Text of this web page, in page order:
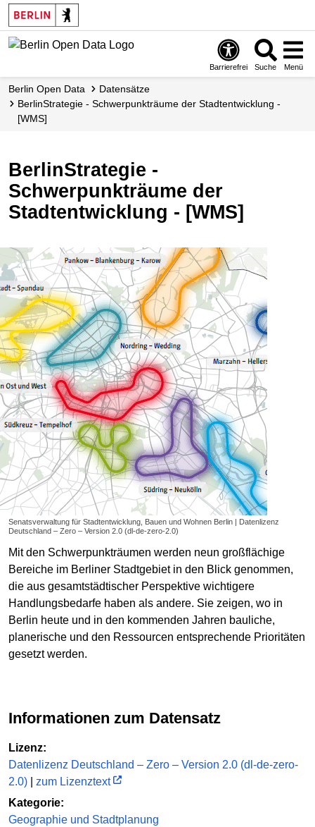
Skip
to
main
Barrierefrei Suche Menü
Berlin Open Data
Datensätze
BerlinStrategie - Schwerpunkträume der Stadtentwicklung -
[WMS]
BerlinStrategie -
Schwerpunkträume der
Stadtentwicklung - [WMS]
Senatsverwaltung für Stadtentwicklung, Bauen und Wohnen Berlin | Datenlizenz
Deutschland – Zero – Version 2.0 (dl-de-zero-2.0)
Mit den Schwerpunkträumen werden neun großflächige
Bereiche im Berliner Stadtgebiet in den Blick genommen,
die aus gesamtstädtischer Perspektive wichtigere
Handlungsbedarfe haben als andere. Sie zeigen, wo in
Berlin heute und in den kommenden Jahren bauliche,
planerische und den Ressourcen entsprechende Prioritäten
gesetzt werden.
Informationen zum Datensatz
Lizenz:
Datenlizenz Deutschland – Zero – Version 2.0 (dl-de-zero-
2.0)
zum Lizenztext
Kategorie:
Geographie und Stadtplanung